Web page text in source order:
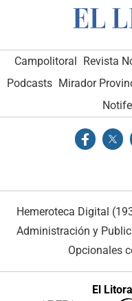
Campolitoral Revista
Podcasts Mirador
Notife
Hemeroteca Digital
Administración y
Opcionales
El